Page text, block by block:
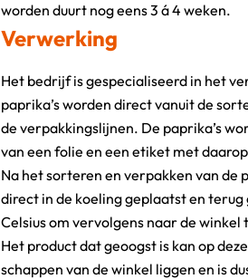
worden duurt nog eens 3 á 4 weken.
Verwerking
Het bedrijf is gespecialiseerd in het
paprika’s worden direct vanuit de
de verpakkingslijnen. De paprika’s
van een folie en een etiket met
Na het sorteren en verpakken van de
direct in de koeling geplaatst en terug
Celsius om vervolgens naar de winkel
Het product dat geoogst is kan op
schappen van de winkel liggen en is